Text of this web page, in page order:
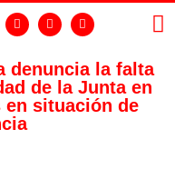
denuncia la falta
de la Junta en
en situación de